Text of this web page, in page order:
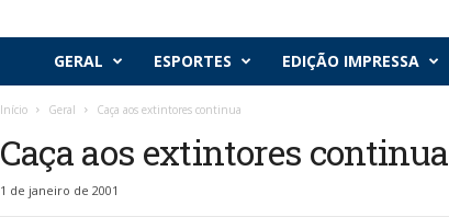
GERAL ESPORTES EDIÇÃO IMPRESSA
Início Geral Caça aos extintores continua
Caça aos extintores continua
1 de janeiro de 2001